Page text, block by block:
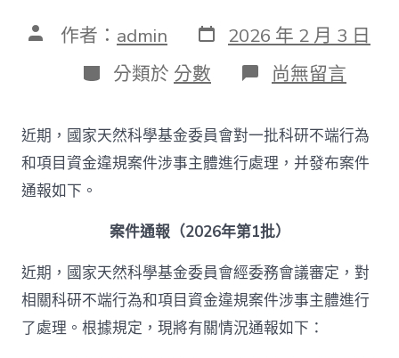
文 作者： admin 發
表
日
期
2026 年 2 月 3 日
分
類
分類於 分數 在
〈抄
剽
竊、
論
等，
批
科
OSDER
奧
斯
尚無留言
近期，國家天然科學基金委員會對一批科研不端行為
和項目資金違規案件涉事主體進行處理，并發布案件
通報如下。
案件通報（2026年第1批）
近期，國家天然科學基金委員會經委務會議審定，對
相關科研不端行為和項目資金違規案件涉事主體進行
了處理。根據規定，現將有關情況通報如下：